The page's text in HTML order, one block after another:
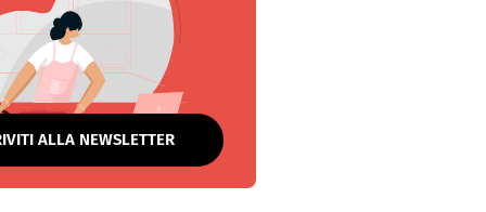
ALLA NEWSLETTER